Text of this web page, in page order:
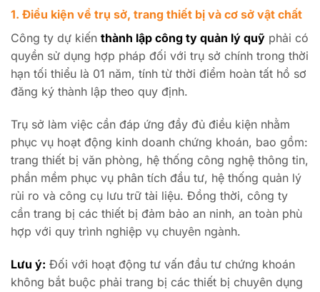
1. Điều kiện về trụ sở, trang thiết bị và cơ sở vật chất
Công ty dự kiến thành lập công ty quản lý quỹ phải có
quyền sử dụng hợp pháp đối với trụ sở chính trong thời
hạn tối thiểu là 01 năm, tính từ thời điểm hoàn tất hồ sơ
đăng ký thành lập theo quy định.
Trụ sở làm việc cần đáp ứng đầy đủ điều kiện nhằm
phục vụ hoạt động kinh doanh chứng khoán, bao gồm:
trang thiết bị văn phòng, hệ thống công nghệ thông tin,
phần mềm phục vụ phân tích đầu tư, hệ thống quản lý
rủi ro và công cụ lưu trữ tài liệu. Đồng thời, công ty
cần trang bị các thiết bị đảm bảo an ninh, an toàn phù
hợp với quy trình nghiệp vụ chuyên ngành.
Lưu ý: Đối với hoạt động tư vấn đầu tư chứng khoán
không bắt buộc phải trang bị các thiết bị chuyên dụng